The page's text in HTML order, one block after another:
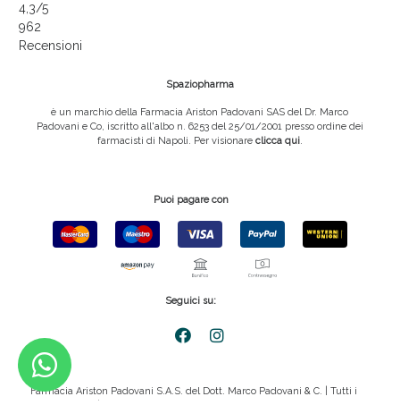
4,3/5
962
Recensioni
Spaziopharma
è un marchio della Farmacia Ariston Padovani SAS del Dr. Marco
Padovani e Co, iscritto all'albo n. 6253 del 25/01/2001 presso ordine dei
farmacisti di Napoli. Per visionare clicca qui.
Puoi pagare con
Seguici su:
Farmacia Ariston Padovani S.A.S. del Dott. Marco Padovani & C. | Tutti i